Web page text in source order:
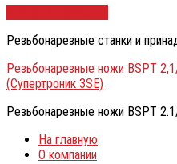
Резьбонарезные станки и
Резьбонарезные ножи BSPT
(Супертроник 3SE)
Резьбонарезные ножи BSPT
На главную
О компании